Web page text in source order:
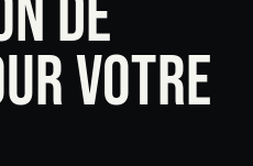
DE
VOTRE